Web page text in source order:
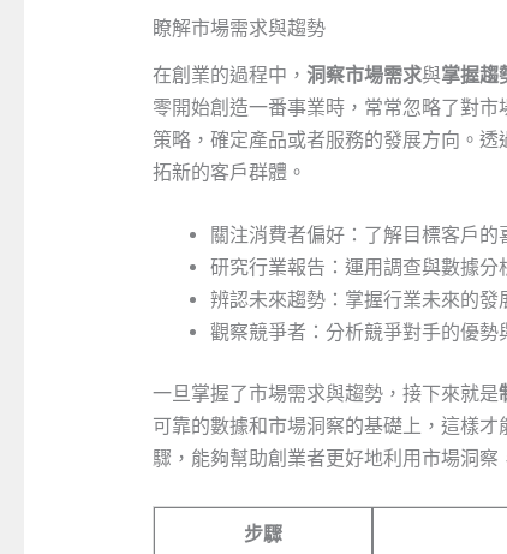
瞭解市場需求與趨勢
在創業的過程中， 洞察市場需求與掌握趨
零開始創造一番事業時，常常忽略了對
策略，確定產品或者服務的發展方向。
拓新的客戶群體。
關注消費者偏好：了解目標客戶的
研究行業報告：運用調查與數據分
辨認未來趨勢：掌握行業未來的發
觀察競爭者：分析競爭對手的優勢
一旦掌握了市場需求與趨勢，接下來就是
可靠的數據和市場洞察的基礎上，這樣
驟，能夠幫助創業者更好地利用市場洞察
步驟